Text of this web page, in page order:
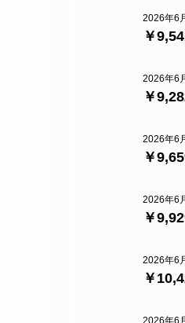
￥
2026年6
￥
2026年6
￥
2026年6
￥
2026年6
￥
2026年6